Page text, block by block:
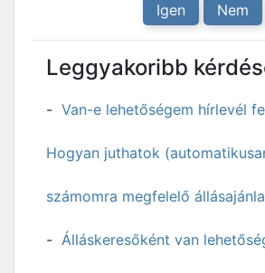
Igen Nem
Leggyakoribb
Van-e lehetőségem hírlevél
Hogyan juthatok
számomra megfelelő
Álláskeresőként van